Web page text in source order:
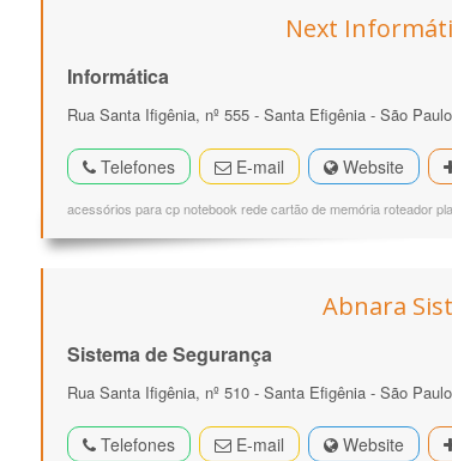
Next
Informática
Rua Santa Ifigênia, nº 555 - Santa Efigênia - São
Telefones E-mail Website
acessórios para cp notebook rede cartão de memória roteador
Abnara
Sistema de Segurança
Rua Santa Ifigênia, nº 510 - Santa Efigênia - São
Telefones E-mail Website